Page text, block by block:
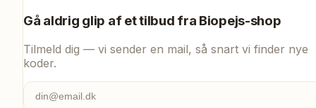
Gå aldrig glip af et tilbud fra Biopejs-shop
Tilmeld dig — vi sender en mail, så snart vi finder nye
koder.